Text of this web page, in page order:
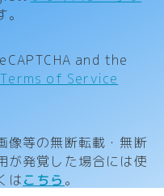
and the
Terms of Service
像等の無断転載・無断
が発覚した場合には使
はこちら 。